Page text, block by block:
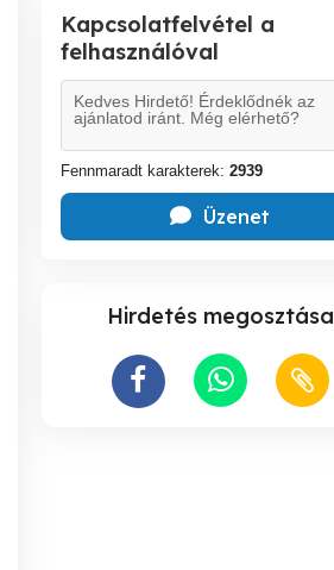
Kapcsolatfelvétel a
felhasználóval
Fennmaradt karakterek: 2939
Üzenet
Hirdetés megosztása